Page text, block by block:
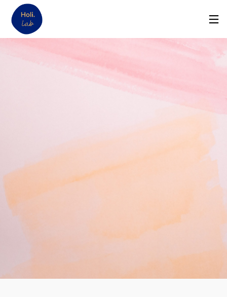
2020
HUMAN DESIGN AVEC